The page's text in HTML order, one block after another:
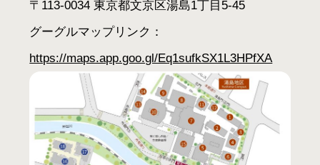
〒113-0034 東京都文京区湯島1丁目5-45
グーグルマップリンク：
https://maps.app.goo.gl/Eq1sufkSX1L3HPfXA